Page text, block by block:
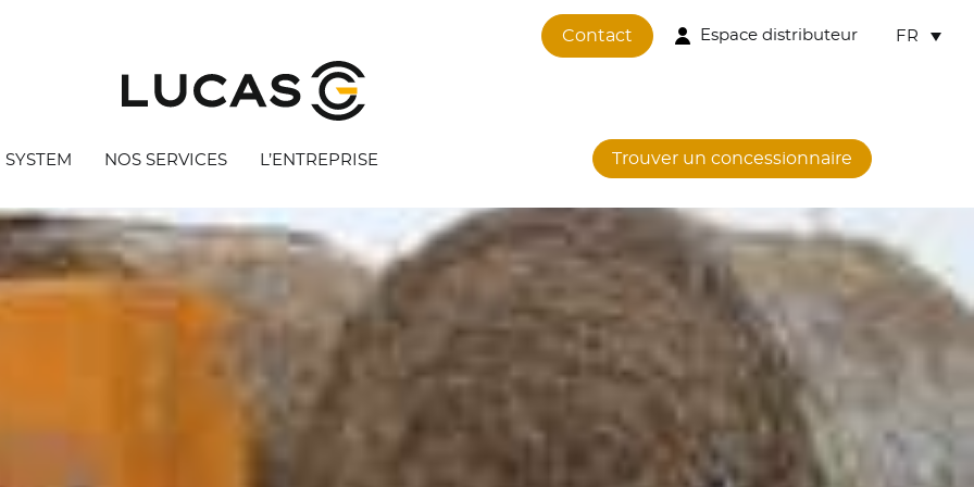
Contact Espace distributeur FR
NOS SERVICES L’ENTREPRISE Trouver un concessionnaire